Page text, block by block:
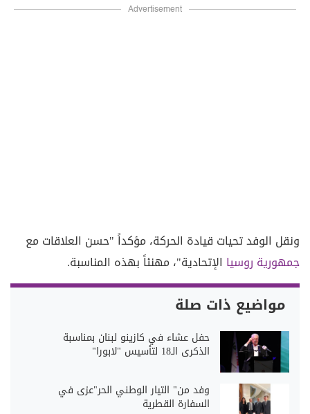
Advertisement
ونقل الوفد تحيات قيادة الحركة، مؤكداً "حسن العلاقات مع
جمهورية روسيا الإتحادية"، مهنئاً بهذه المناسبة.
مواضيع ذات صلة
حفل عشاء في كازينو لبنان بمناسبة
الذكرى الـ18 لتأسيس "لابورا"
وفد من" التيار الوطني الحر"عزى في
السفارة القطرية